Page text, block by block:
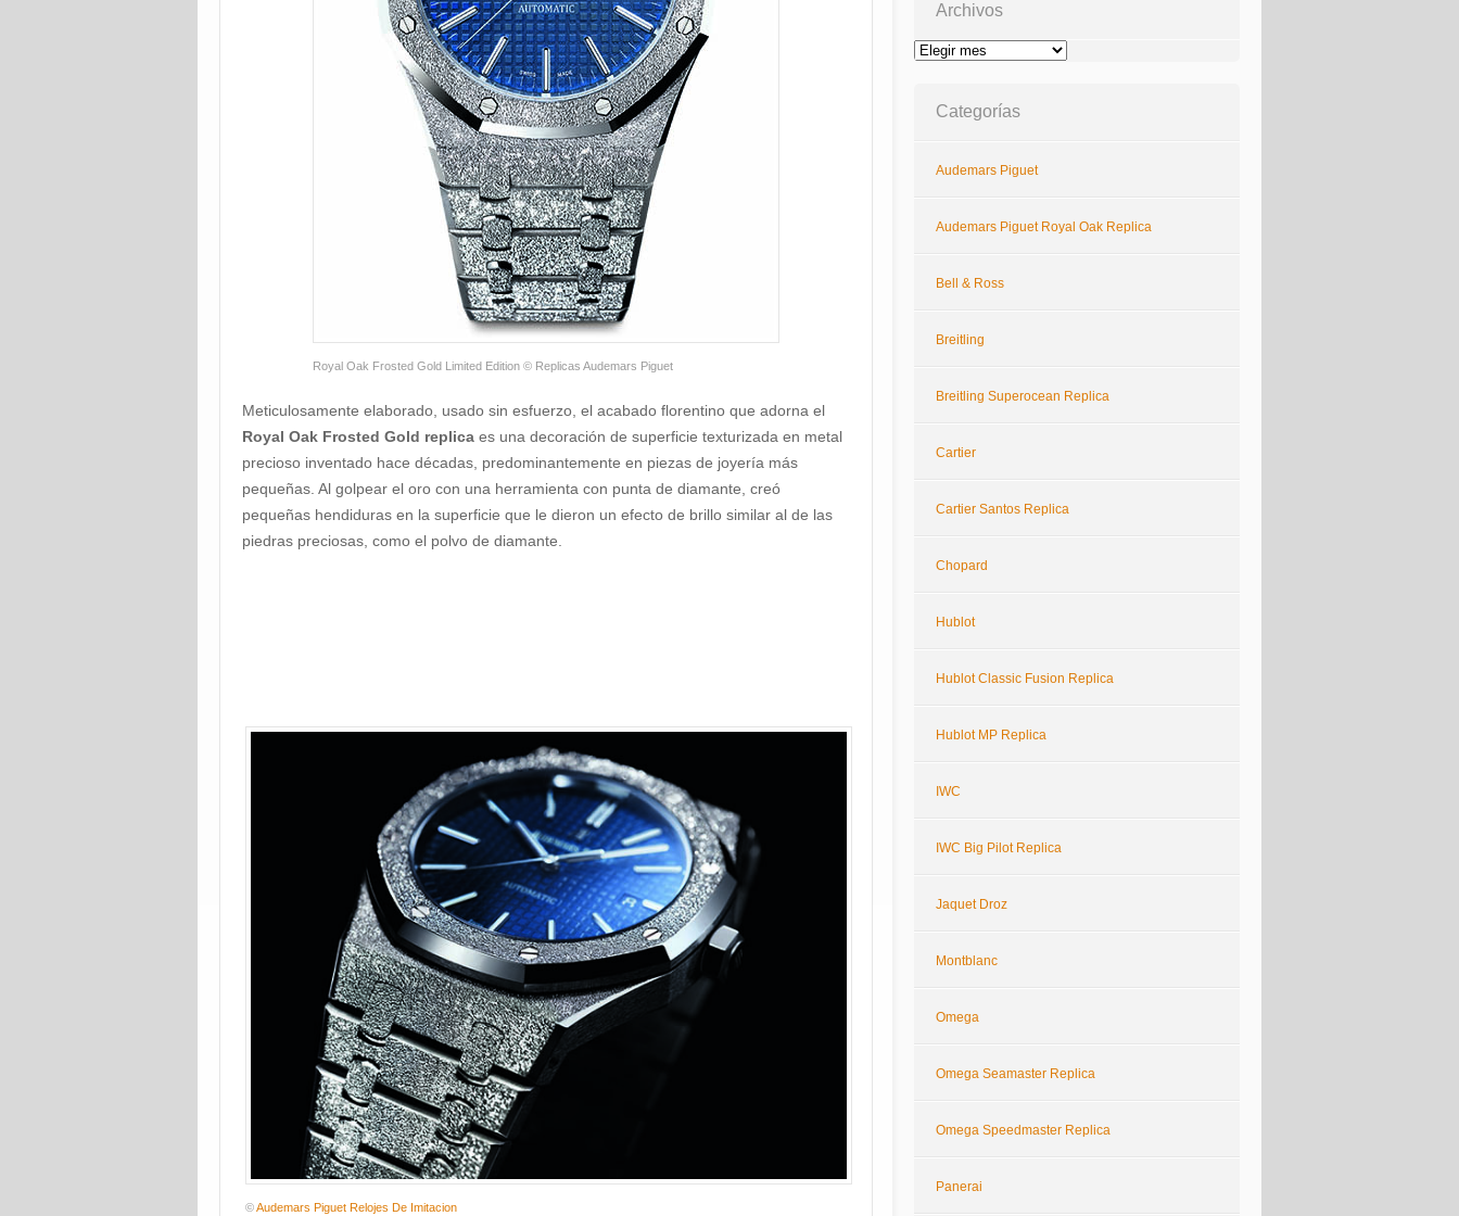
Royal Oak Frosted Gold Limited Edition © Replicas Audemars Piguet
Meticulosamente elaborado, usado sin esfuerzo, el acabado florentino que adorna el
Royal Oak Frosted Gold replica es una decoración de superficie texturizada en metal
precioso inventado hace décadas, predominantemente en piezas de joyería más
pequeñas. Al golpear el oro con una herramienta con punta de diamante, creó
pequeñas hendiduras en la superficie que le dieron un efecto de brillo similar al de las
piedras preciosas, como el polvo de diamante.
©Audemars Piguet Relojes De Imitacion
Archivos
Archivos
Categorías
Audemars Piguet
Audemars Piguet Royal Oak Replica
Bell & Ross
Breitling
Breitling Superocean Replica
Cartier
Cartier Santos Replica
Chopard
Hublot
Hublot Classic Fusion Replica
Hublot MP Replica
IWC
IWC Big Pilot Replica
Jaquet Droz
Montblanc
Omega
Omega Seamaster Replica
Omega Speedmaster Replica
Panerai